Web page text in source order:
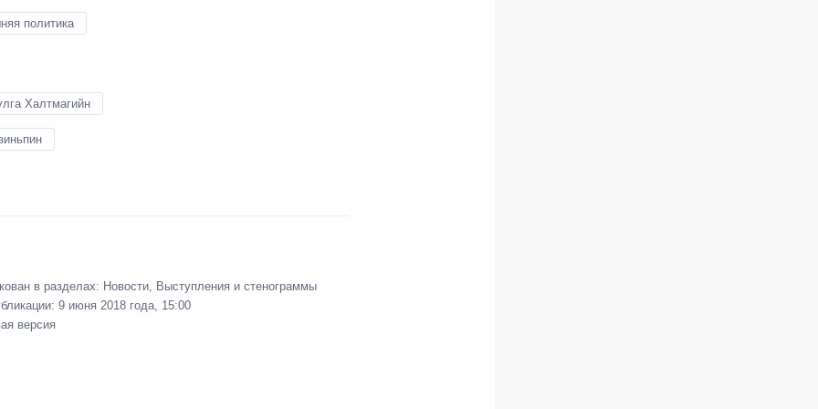
Норовын
Военно-Морского
политика
Халтмагийн
в разделах: Новости, Выступления и стенограммы
9 июня 2018 года, 15:00
версия